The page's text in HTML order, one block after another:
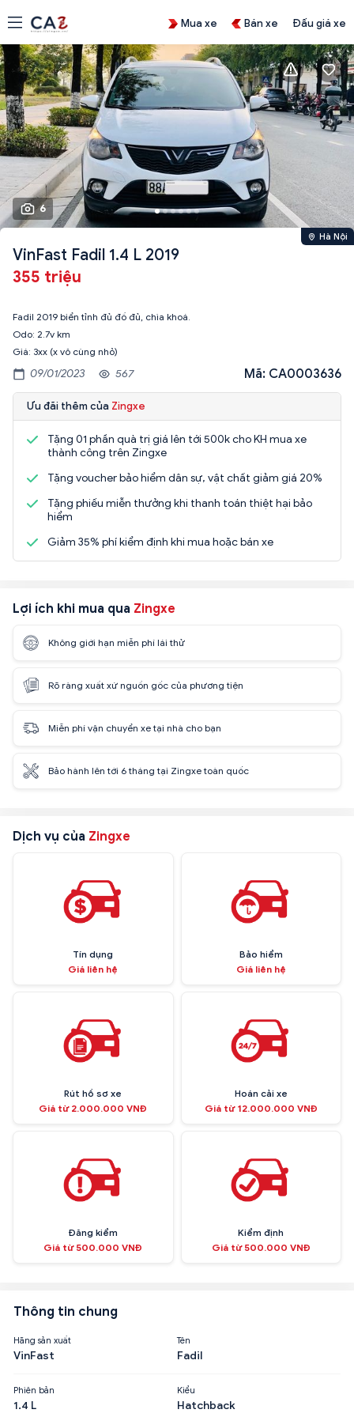
Mua xe Bán xe Đấu giá xe
6
Hà Nội
VinFast Fadil 1.4 L 2019
355 triệu
Fadil 2019 biển tỉnh đủ đồ đủ, chìa khoá.
Odo: 2.7v km
09/01/2023 567 Mã: CA0003636
Ưu đãi thêm của Zingxe
Tặng 01 phần quà trị giá lên tới 500k cho KH mua xe
thành công trên Zingxe
Tặng voucher bảo hiểm dân sự, vật chất giảm giá 20%
Tặng phiếu miễn thưởng khi thanh toán thiệt hại bảo
hiểm
Giảm 35% phí kiểm định khi mua hoặc bán xe
Lợi ích khi mua qua Zingxe
Không giới hạn miễn phí lái thử
Rõ ràng xuất xứ nguồn gốc của phương tiện
Miễn phí vận chuyển xe tại nhà cho bạn
Bảo hành lên tới 6 tháng tại Zingxe toàn quốc
Dịch vụ của Zingxe
Tín dụng
Giá liên hệ
Bảo hiểm
Giá liên hệ
Rút hồ sơ xe
Giá từ 2.000.000 VNĐ
Hoán cải xe
Giá từ 12.000.000 VNĐ
Đăng kiểm
Giá từ 500.000 VNĐ
Kiểm định
Giá từ 500.000 VNĐ
Thông tin chung
Hãng sản xuất
VinFast
Tên
Fadil
Phiên bản
1.4 L
Kiểu
Hatchback